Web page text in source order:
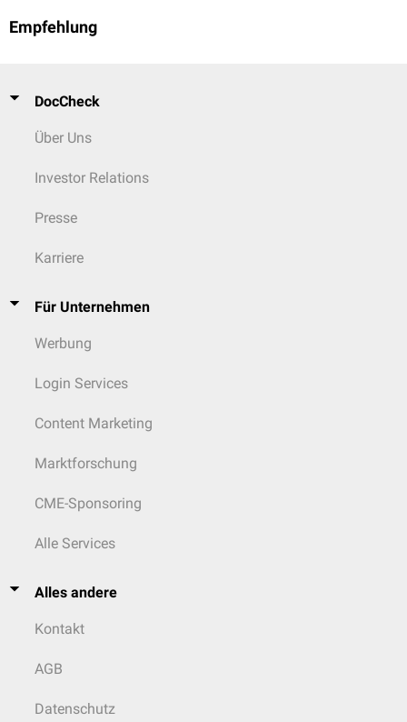
Empfehlung
DocCheck
Über Uns
Investor Relations
Presse
Karriere
Für Unternehmen
Werbung
Login Services
Content Marketing
Marktforschung
CME-Sponsoring
Alle Services
Alles andere
Kontakt
AGB
Datenschutz